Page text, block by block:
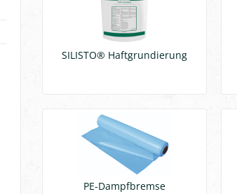
SILISTO® Haftgrundierung
PE-Dampfbremse